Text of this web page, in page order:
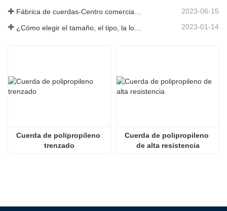
Fábrica de cuerdas-Centro comercial integral-Tai an Rope LTD 2023-06-15
2023-01-14
Cuerda de polipropileno
trenzado
Cuerda de polipropileno
de alta resistencia